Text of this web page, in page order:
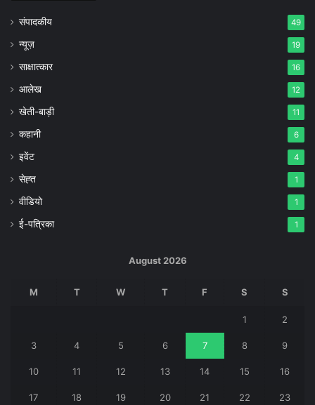
संपादकीय 49
न्यूज़ 19
साक्षात्कार 16
आलेख 12
खेती-बाड़ी 11
कहानी 6
इवेंट 4
सेह्त 1
वीडियो 1
ई-पत्रिका 1
August 2026
M T W T F S S
1 2
3 4 5 6 7 8 9
10 11 12 13 14 15 16
17 18 19 20 21 22 23